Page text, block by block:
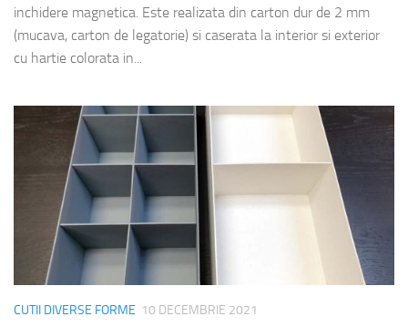
inchidere magnetica. Este realizata din carton dur de 2 mm
(mucava, carton de legatorie) si caserata la interior si exterior
cu hartie colorata in...
CUTII DIVERSE FORME 10 DECEMBRIE 2021